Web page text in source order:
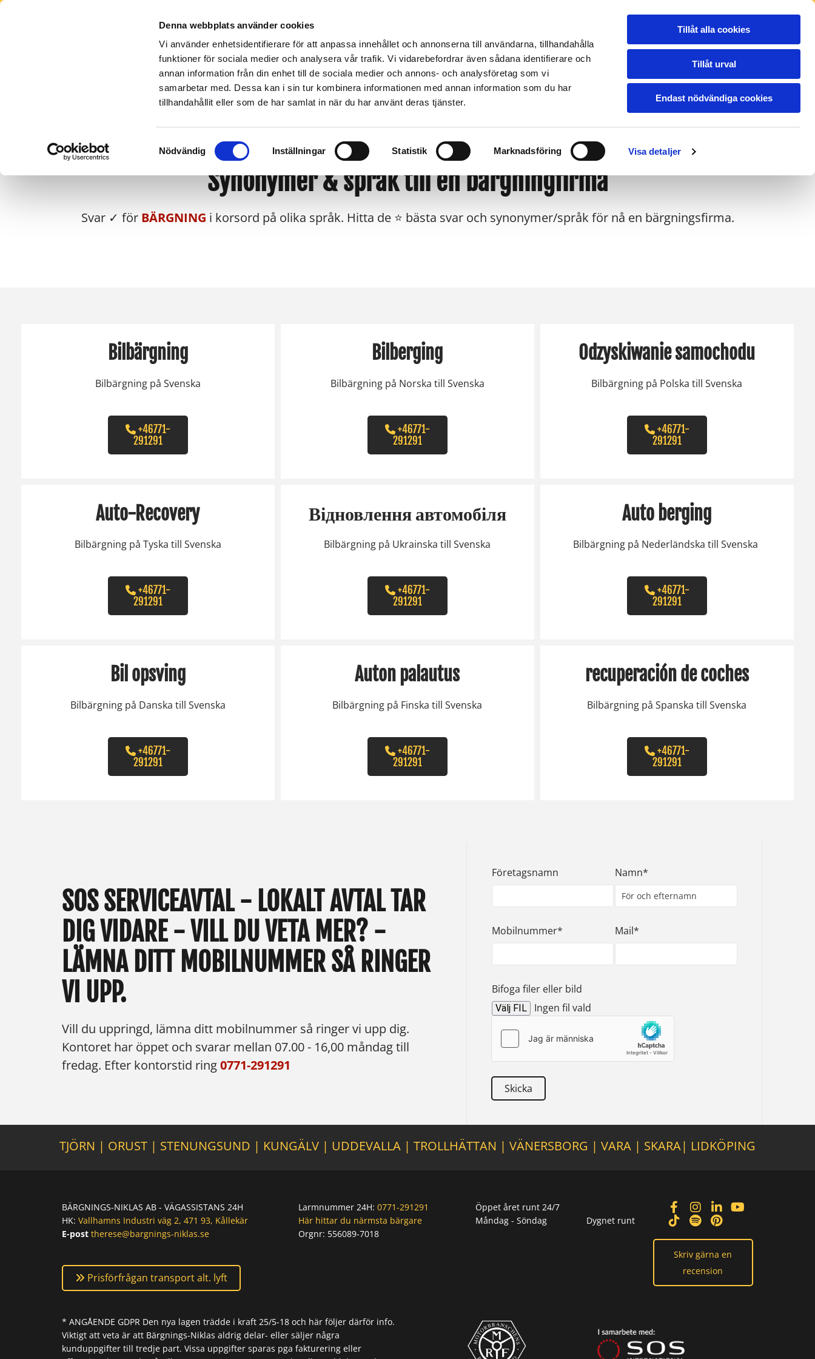
Denna webbplats använder cookies
Vi använder enhetsidentifierare för att anpassa innehållet och annonserna till användarna, tillhandahålla
funktioner för sociala medier och analysera vår trafik. Vi vidarebefordrar även sådana identifierare och
annan information från din enhet till de sociala medier och annons- och analysföretag som vi
samarbetar med. Dessa kan i sin tur kombinera informationen med annan information som du har
tillhandahållit eller som de har samlat in när du har använt deras tjänster.
Nödvändig Inställningar Statistik Marknadsföring Visa detaljer
Tillåt alla cookies
Tillåt urval
Endast nödvändiga cookies
REFERENSBILDER
BLOGG
PRISER
OM OSS
Orust - Tjörn
0304-663 500
Skara
0511-15900
Stenungsund
Kungälv -Ale
k0303-696 00
Trollhättan
0520-102 65
Uddevalla
0522-15000
Vara
Vänersborg
Synonymer & språk till en bärgningfirma
Svar ✓ för BÄRGNING i korsord på olika språk. Hitta de ⭐ bästa svar och synonymer/språk för nå en bärgningsfirma.
Bilbärgning
Bilbärgning på Svenska
+46771-
291291
Bilberging
Bilbärgning på Norska till Svenska
+46771-
291291
Odzyskiwanie samochodu
Bilbärgning på Polska till Svenska
+46771-
291291
Auto-Recovery
Bilbärgning på Tyska till Svenska
+46771-
291291
Відновлення автомобіля
Bilbärgning på Ukrainska till Svenska
+46771-
291291
Auto berging
Bilbärgning på Nederländska till Svenska
+46771-
291291
Bil opsving
Bilbärgning på Danska till Svenska
+46771-
291291
Auton palautus
Bilbärgning på Finska till Svenska
+46771-
291291
recuperación de coches
Bilbärgning på Spanska till Svenska
+46771-
291291
SOS SERVICEAVTAL - LOKALT AVTAL TAR
DIG VIDARE - VILL DU VETA MER? -
LÄMNA DITT MOBILNUMMER SÅ RINGER
VI UPP.
Vill du uppringd, lämna ditt mobilnummer så ringer vi upp dig.
Kontoret har öppet och svarar mellan 07.00 - 16,00 måndag till
fredag. Efter kontorstid ring0771-291291
Företagsnamn Namn*
Mobilnummer* Mail*
Bifoga filer eller bild
Välj FIL Ingen fil vald
TJÖRN | ORUST | STENUNGSUND | KUNGÄLV | UDDEVALLA | TROLLHÄTTAN | VÄNERSBORG | VARA | SKARA| LIDKÖPING
BÄRGNINGS-NIKLAS AB - VÄGASSISTANS 24H
HK: Vallhamns Industri väg 2, 471 93, Kållekär
E-post therese@bargnings-niklas.se
Prisförfrågan transport alt. lyft
Larmnummer 24H: 0771-291291
Här hittar du närmsta bärgare
Orgnr: 556089-7018
Öppet året runt 24/7
Måndag - Söndag
Dygnet runt
Skriv gärna en
recension
* ANGÅENDE GDPR Den nya lagen trädde i kraft 25/5-18 och här följer därför info.
Viktigt att veta är att Bärgnings-Niklas aldrig delar- eller säljer några
kunduppgifter till tredje part. Vissa uppgifter sparas pga fakturering eller